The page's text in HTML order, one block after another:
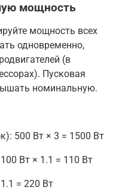
мощность
мощность всех
одновременно,
(в
Пусковая
номинальную.
500 Вт × 3 = 1500 Вт
Вт × 1.1 = 110 Вт
= 220 Вт